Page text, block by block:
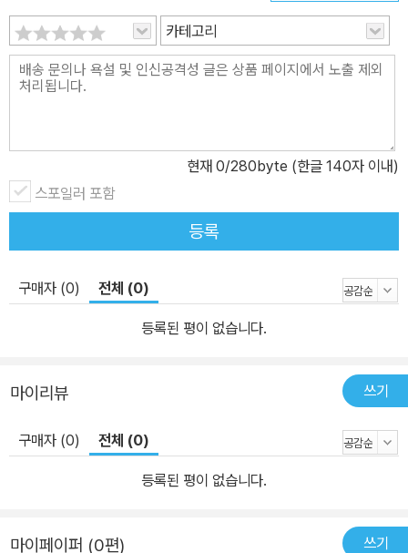
카테고리
현재 0/280byte (한글 140자 이내)
스포일러 포함
등록
구매자 (0) 전체 (0)
등록된 평이 없습니다.
마이리뷰 쓰기
구매자 (0) 전체 (0)
등록된 평이 없습니다.
마이페이퍼 (0편) 쓰기